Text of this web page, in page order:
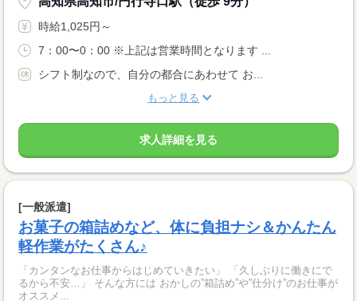
時給1,025円～
7：00〜0：00 ※上記は営業時間となります ...
シフト制なので、自分の都合にあわせて お...
もっと見る
求人詳細を見る
[一般派遣]
お菓子の箱詰めなど、体に負担ナシ＆かんたん
軽作業がたくさん♪
「カンタンなお仕事からはじめていきたい」 「久しぶりに働きにで
るから不安…」 そんな方には おかしの”箱詰め”や”仕分け”のお仕事が
オススメ...